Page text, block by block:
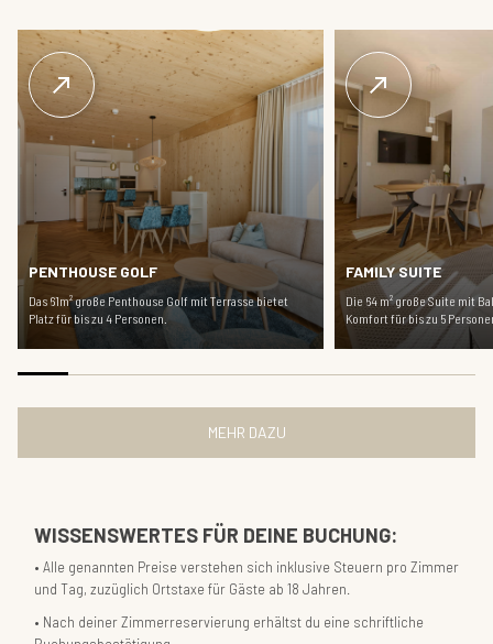
PENTHOUSE GOLF
Das 61m² große Penthouse Golf mit Terrasse bietet
Platz für bis zu 4 Personen.
FAMILY SUITE
Die 64 m² große Suite mit
Komfort für bis zu 5
MEHR DAZU
WISSENSWERTES FÜR DEINE BUCHUNG:
Alle genannten Preise verstehen sich inklusive Steuern pro Zimmer
und Tag, zuzüglich Ortstaxe für Gäste ab 18 Jahren.
Nach deiner Zimmerreservierung erhältst du eine schriftliche